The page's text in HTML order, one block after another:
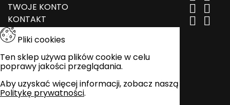
TWOJE KONTO  
KONTAKT  
Pliki cookies
Ten sklep używa plików cookie w celu
poprawy jakości przeglądania.
Aby uzyskać więcej informacji, zobacz naszą
Politykę prywatności.